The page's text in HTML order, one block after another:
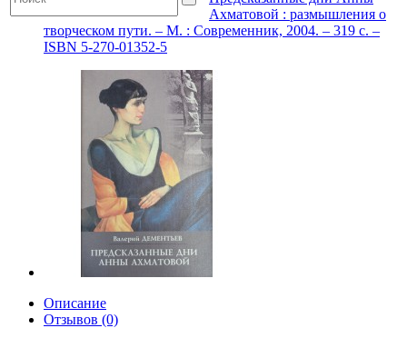
Ахматовой : размышления о
творческом пути. – М. : Современник, 2004. – 319 с. –
ISBN 5-270-01352-5
Описание
Отзывов (0)